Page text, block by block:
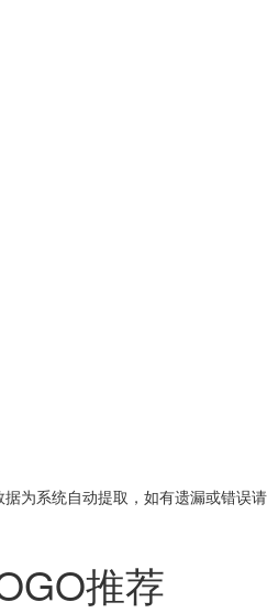
据为系统自动提取，如有遗漏或错误请
推荐